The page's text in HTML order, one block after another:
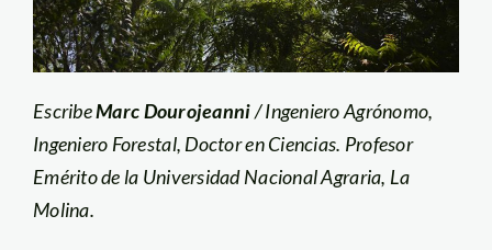
EscribeMarc Dourojeanni/ Ingeniero Agrónomo,
Ingeniero Forestal, Doctor en Ciencias. Profesor
Emérito de la Universidad Nacional Agraria, La
Molina.